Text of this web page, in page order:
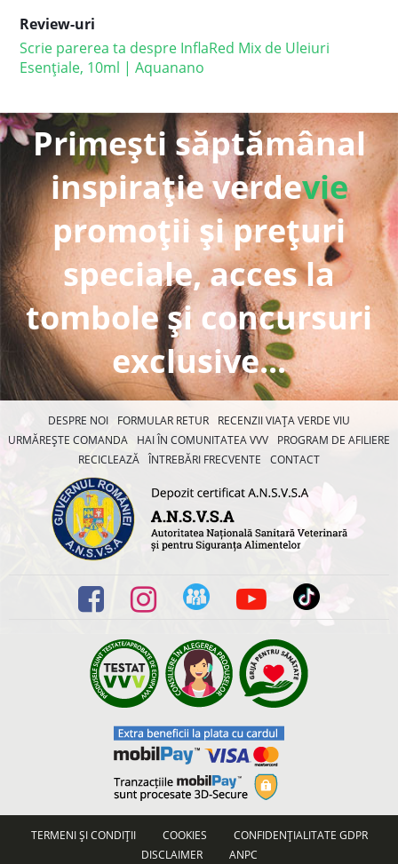
Review-uri
Scrie parerea ta despre InflaRed Mix de Uleiuri
Esențiale, 10ml | Aquanano
Primești săptămânal
inspirație verdevie
promoții și prețuri
speciale, acces la
tombole și concursuri
exclusive...
DESPRE NOI FORMULAR RETUR
RECENZII VIAȚA VERDE VIU
URMĂREȘTE COMANDA
HAI ÎN COMUNITATEA VVV
PROGRAM DE AFILIERE
RECICLEAZĂ ÎNTREBĂRI FRECVENTE CONTACT
TERMENI ȘI CONDIȚII COOKIES
CONFIDENȚIALITATE GDPR
DISCLAIMER
ANPC